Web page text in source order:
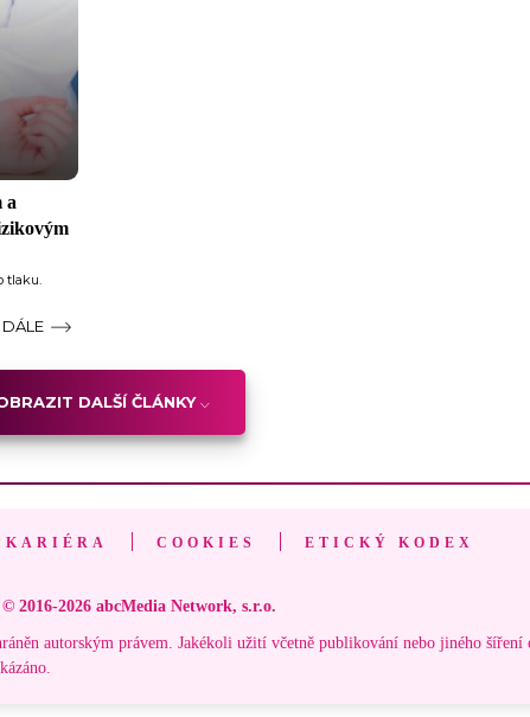
a
tlaku.
DÁLE
DALŠÍ ČLÁNKY
KARIÉRA COOKIES ETICKÝ KODEX
2016-2026 abcMedia Network, s.r.o.
autorským právem. Jakékoli užití včetně publikování nebo jiného šíření